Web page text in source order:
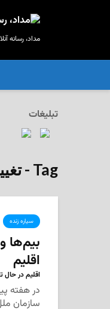
مداد، رسانه
تبلیغات
Tag - تغییرات اقلیم
سیاره زنده
بیم‌ها
اقلیم
اقلیم در حال
در هفته
سازمان